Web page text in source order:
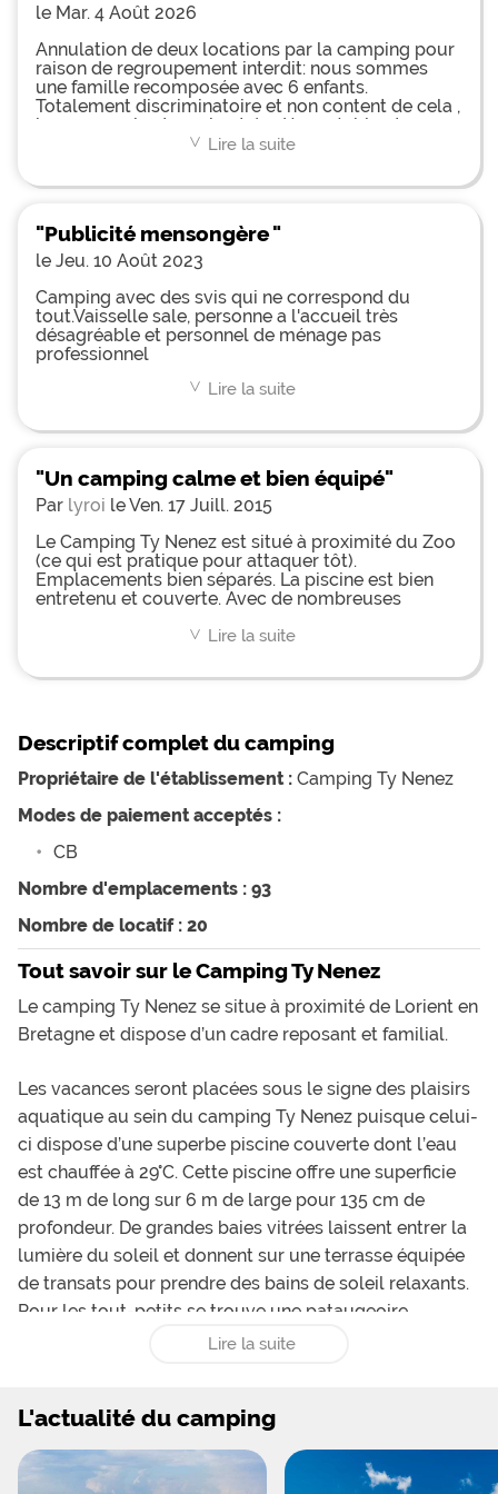
le Mar. 4 Août 2026
Annulation de deux locations par la camping pour
raison de regroupement interdit: nous sommes
une famille recomposée avec 6 enfants.
Totalement discriminatoire et non content de cela ,
le personnel est en plus très désagréable et peu
enclin aux excuses . À fuir absolument
< Lire la suite
"Publicité mensongère "
le Jeu. 10 Août 2023
Camping avec des svis qui ne correspond du
tout.Vaisselle sale, personne a l'accueil très
désagréable et personnel de ménage pas
professionnel
< Lire la suite
"Un camping calme et bien équipé"
Par lyroi le Ven. 17 Juill. 2015
Le Camping Ty Nenez est situé à proximité du Zoo
(ce qui est pratique pour attaquer tôt).
Emplacements bien séparés. La piscine est bien
entretenu et couverte. Avec de nombreuses
bien. Une air de jeux pour petit et grand. Possède
sympa mais hélas fermé le soir hors saison.
< Lire la suite
Descriptif complet du camping
Propriétaire de l'établissement : Camping Ty Nenez
Modes de paiement acceptés :
CB
Nombre d'emplacements : 93
Nombre de locatif : 20
Tout savoir sur le Camping Ty Nenez
Le camping Ty Nenez se situe à proximité de Lorient en
Bretagne et dispose d’un cadre reposant et familial.
Les vacances seront placées sous le signe des plaisirs
aquatique au sein du camping Ty Nenez puisque celui-
ci dispose d’une superbe piscine couverte dont l’eau
est chauffée à 29°C. Cette piscine offre une superficie
de 13 m de long sur 6 m de large pour 135 cm de
profondeur. De grandes baies vitrées laissent entrer la
lumière du soleil et donnent sur une terrasse équipée
de transats pour prendre des bains de soleil relaxants.
Pour les tout-petits se trouve une pataugeoire
profonde de 35 cm et donc parfaitement adaptée à la
des séances de renforcement musculaire et
d’aquagym. Les enfants pourront quant à eux faire des
stages de natation durant lesquels ils pourront s’initier
Lire la suite
L'actualité du camping